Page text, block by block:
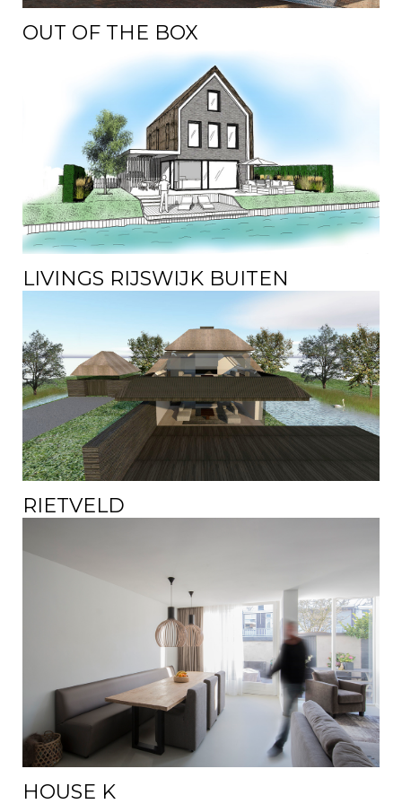
OUT OF THE BOX
LIVINGS RIJSWIJK BUITEN
RIETVELD
HOUSE K